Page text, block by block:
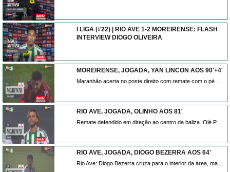
I LIGA (#22) | RIO AVE 1-2 MOREIRENSE: FLASH
INTERVIEW DIOGO OLIVEIRA
MOREIRENSE, JOGADA, YAN LINCON AOS 90'+4'
RIO AVE, JOGADA, OLINHO AOS 81'
RIO AVE, JOGADA, DIOGO BEZERRA AOS 64'